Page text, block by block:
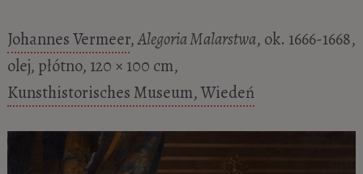
Johannes Vermeer,Alegoria Malarstwa, ok. 1666-1668,
olej, płótno, 120 × 100 cm,
Kunsthistorisches Museum, Wiedeń